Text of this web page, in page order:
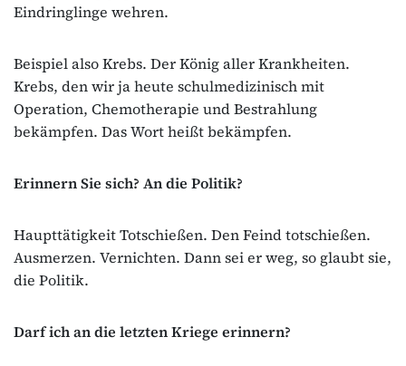
Eindringlinge wehren.
Beispiel also Krebs. Der König aller Krankheiten.
Krebs, den wir ja heute schulmedizinisch mit
Operation, Chemotherapie und Bestrahlung
bekämpfen. Das Wort heißt bekämpfen.
Erinnern Sie sich? An die Politik?
Haupttätigkeit Totschießen. Den Feind totschießen.
Ausmerzen. Vernichten. Dann sei er weg, so glaubt sie,
die Politik.
Darf ich an die letzten Kriege erinnern?